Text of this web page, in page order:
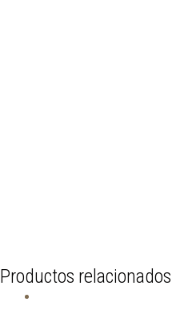
Productos relacionados